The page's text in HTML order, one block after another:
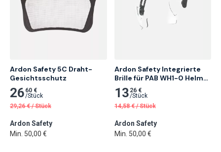
Ardon Safety 5C Draht-
Gesichtsschutz
26 60 €
/Stück
29,26 € /Stück
Ardon Safety
Min. 50,00 €
Ardon Safety Integrierte
Brille für PAB WH1-0 Helme,
Farblos
13 26 €
/Stück
14,58 € /Stück
Ardon Safety
Min. 50,00 €